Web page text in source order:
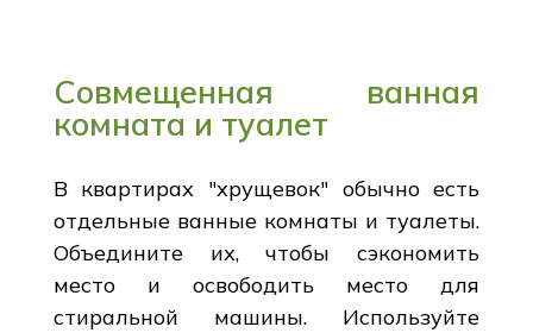
Совмещенная ванная
комната и туалет
В квартирах "хрущевок" обычно есть
отдельные ванные комнаты и туалеты.
Объедините их, чтобы сэкономить
место и освободить место для
стиральной машины. Используйте